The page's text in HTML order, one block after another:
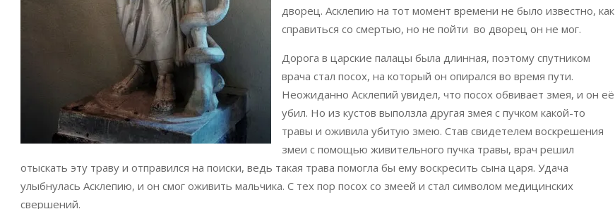
дворец. Асклепию на тот момент времени не было известно, как
справиться со смертью, но не пойти во дворец он не мог.
Дорога в царские палацы была длинная, поэтому спутником
врача стал посох, на который он опирался во время пути.
Неожиданно Асклепий увидел, что посох обвивает змея, и он её
убил. Но из кустов выползла другая змея с пучком какой-то
травы и оживила убитую змею. Став свидетелем воскрешения
змеи с помощью живительного пучка травы, врач решил
отыскать эту траву и отправился на поиски, ведь такая трава помогла бы ему воскресить сына царя. Удача
улыбнулась Асклепию, и он смог оживить мальчика. С тех пор посох со змеей и стал символом медицинских
свершений.